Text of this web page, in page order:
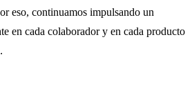
eso, continuamos impulsando un
en cada colaborador y en cada producto